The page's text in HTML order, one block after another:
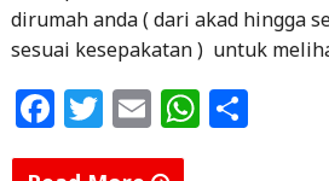
dirumah anda ( dari akad hingga
sesuai kesepakatan ) untuk
F
a
T
w
E
m
W S